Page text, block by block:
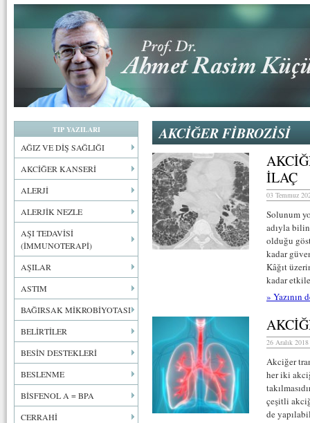
TIP YAZILARI
AĞIZ VE DİŞ SAĞLIĞI
AKCİĞER KANSERİ
ALERJİ
ALERJİK NEZLE
AŞI TEDAVİSİ
(İMMUNOTERAPİ)
AŞILAR
ASTIM
BAĞIRSAK MİKROBİYOTASI
BELİRTİLER
BESİN DESTEKLERİ
BESLENME
BİSFENOL A = BPA
CERRAHİ
AKCİĞER FİBROZİSİ
İLAÇ
03 Temmuz
Solunum
adıyla
olduğu
kadar
Kâğıt
kadar
» Yazının
26 Aralık
Akciğer
her iki
çeşitli
de